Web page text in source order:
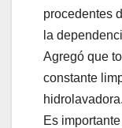
procedentes
la
Agregó que
constante
hidrolavadora.
Es